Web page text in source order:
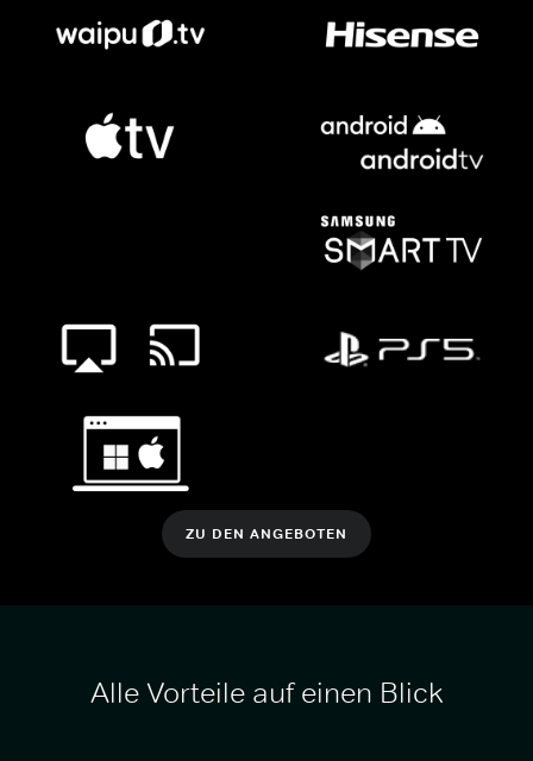
ZU DEN ANGEBOTEN
Alle Vorteile auf einen Blick